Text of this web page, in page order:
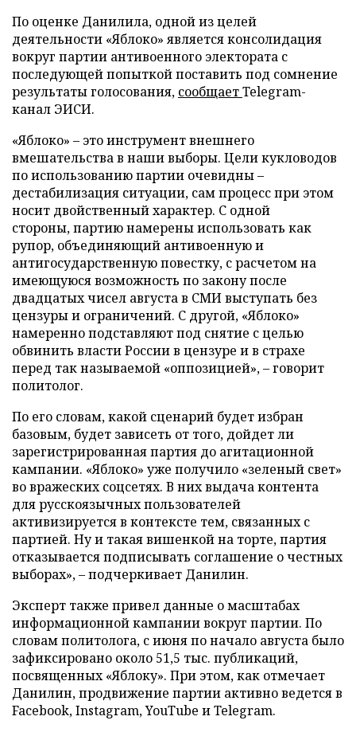
По оценке Данилила, одной из целей
деятельности «Яблоко» является консолидация
вокруг партии антивоенного электората с
последующей попыткой поставить под сомнение
результаты голосования, сообщаетTelegram-
канал ЭИСИ.
«Яблоко» – это инструмент внешнего
вмешательства в наши выборы. Цели кукловодов
по использованию партии очевидны –
дестабилизация ситуации, сам процесс при этом
носит двойственный характер. С одной
стороны, партию намерены использовать как
рупор, объединяющий антивоенную и
антигосударственную повестку, с расчетом на
имеющуюся возможность по закону после
двадцатых чисел августа в СМИ выступать без
цензуры и ограничений. С другой, «Яблоко»
намеренно подставляют под снятие с целью
обвинить власти России в цензуре и в страхе
перед так называемой «оппозицией», – говорит
политолог.
По его словам, какой сценарий будет избран
базовым, будет зависеть от того, дойдет ли
зарегистрированная партия до агитационной
кампании. «Яблоко» уже получило «зеленый свет»
во вражеских соцсетях. В них выдача контента
для русскоязычных пользователей
активизируется в контексте тем, связанных с
партией. Ну и такая вишенкой на торте, партия
отказывается подписывать соглашение о честных
выборах», – подчеркивает Данилин.
Эксперт также привел данные о масштабах
информационной кампании вокруг партии. По
словам политолога, с июня по начало августа было
зафиксировано около 51,5 тыс. публикаций,
посвященных «Яблоку». При этом, как отмечает
Данилин, продвижение партии активно ведется в
Facebook, Instagram, YouTube и Telegram.